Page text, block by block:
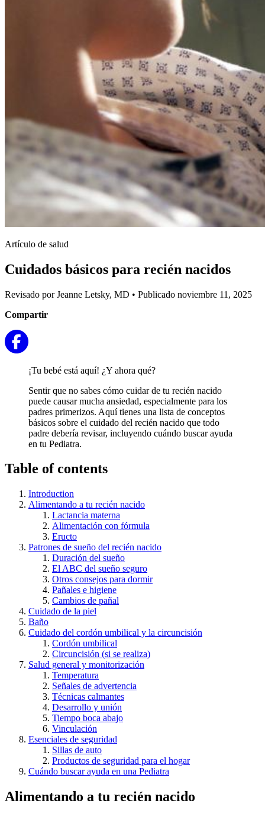
Artículo de salud
Cuidados básicos para recién nacidos
Revisado por Jeanne Letsky, MD • Publicado noviembre 11, 2025
Compartir
¡Tu bebé está aquí! ¿Y ahora qué?
Sentir que no sabes cómo cuidar de tu recién nacido
puede causar mucha ansiedad, especialmente para los
padres primerizos. Aquí tienes una lista de conceptos
básicos sobre el cuidado del recién nacido que todo
padre debería revisar, incluyendo cuándo buscar ayuda
en tu Pediatra.
Table of contents
Introduction
Alimentando a tu recién nacido
Lactancia materna
Alimentación con fórmula
Eructo
Patrones de sueño del recién nacido
Duración del sueño
El ABC del sueño seguro
Otros consejos para dormir
Pañales e higiene
Cambios de pañal
Cuidado de la piel
Baño
Cuidado del cordón umbilical y la circuncisión
Cordón umbilical
Circuncisión (si se realiza)
Salud general y monitorización
Temperatura
Señales de advertencia
Técnicas calmantes
Desarrollo y unión
Tiempo boca abajo
Vinculación
Esenciales de seguridad
Sillas de auto
Productos de seguridad para el hogar
Cuándo buscar ayuda en una Pediatra
Alimentando a tu recién nacido